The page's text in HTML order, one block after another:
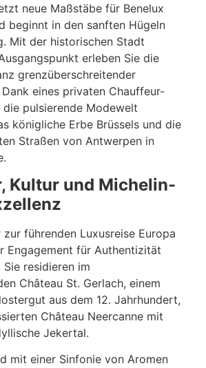
neue Maßstäbe für Benelux
beginnt in den sanften Hügeln
Mit der historischen Stadt
erleben Sie die
grenzüberschreitender
eines privaten Chauffeur-
die pulsierende Modewelt
königliche Erbe Brüssels und die
Straßen von Antwerpen in
Kultur und Michelin-
zur führenden Luxusreise Europa
Engagement für Authentizität
Sie residieren im
Château St. Gerlach, einem
aus dem 12. Jahrhundert,
Château Neercanne mit
Jekertal.
mit einer Sinfonie von Aromen